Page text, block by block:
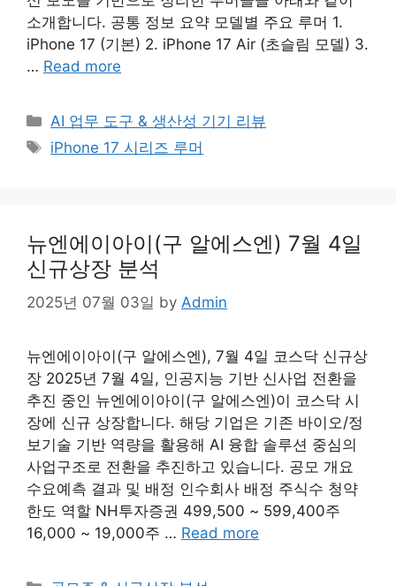
소개합니다. 공통 정보 요약 모델별 주요 루머 1.
iPhone 17 (기본) 2. iPhone 17 Air (초슬림 모델) 3.
… Read more
Categories
AI 업무 도구 & 생산성 기기 리뷰
Tags
iPhone 17 시리즈 루머
뉴엔에이아이(구 알에스엔) 7월 4일
신규상장 분석
2025년 07월 03일 by Admin
뉴엔에이아이(구 알에스엔), 7월 4일 코스닥 신규상
장 2025년 7월 4일, 인공지능 기반 신사업 전환을
추진 중인 뉴엔에이아이(구 알에스엔)이 코스닥 시
장에 신규 상장합니다. 해당 기업은 기존 바이오/정
보기술 기반 역량을 활용해 AI 융합 솔루션 중심의
사업구조로 전환을 추진하고 있습니다. 공모 개요
수요예측 결과 및 배정 인수회사 배정 주식수 청약
한도 역할 NH투자증권 499,500 ~ 599,400주
16,000 ~ 19,000주 … Read more